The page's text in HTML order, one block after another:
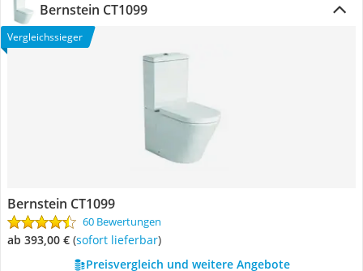
Bernstein CT1099
Vergleichssieger
Bernstein CT1099
60 Bewertungen
ab 393,00 € ( Sofort lieferbar)
Preisvergleich und weitere Angebote